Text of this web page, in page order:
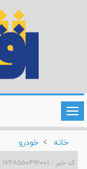
تغییر
وضعیت
ناوبری
خانه
خودرو
کد خبر : 1748550496001